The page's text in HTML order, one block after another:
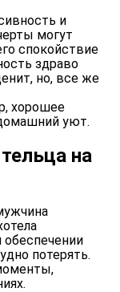
и
могут
спокойствие
здраво
но, все же
хорошее
уют.
на
обеспечении
потерять.